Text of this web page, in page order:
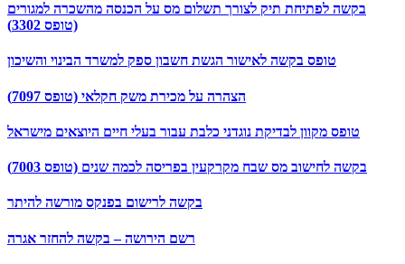
בקשה לפתיחת תיק לצורך תשלום מס על הכנסה מהשכרה למגורים
(טופס 3302)
טופס בקשה לאישור הגשת חשבון ספק למשרד הבינוי והשיכון
הצהרה על מכירת משק חקלאי (טופס 7097)
טופס מקוון לבדיקת נוגדני כלבת עבור בעלי חיים היוצאים מישראל
בקשה לחישוב מס שבח מקרקעין בפריסה לכמה שנים (טופס 7003)
בקשה לרישום בפנקס מורשה להיתר
רשם הירושה – בקשה להחזר אגרה